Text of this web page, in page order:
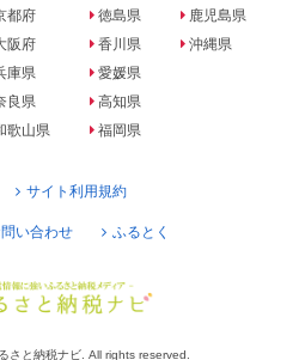
都府
阪府
庫県
良県
歌山県
徳島県
香川県
愛媛県
高知県
福岡県
鹿児島県
沖縄県
サイト利用規約
い合わせ ふるとく
さと納税ナビ. All rights reserved.